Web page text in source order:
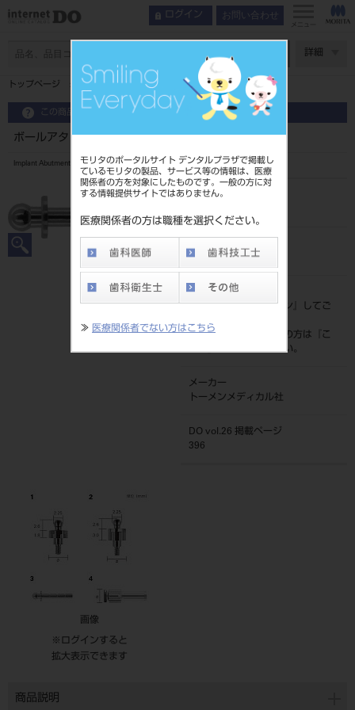
モリタのポータルサイト デンタルプラザで掲載し
ているモリタの製品、サービス等の情報は、医療
関係者の方を対象にしたものです。一般の方に対
する情報提供サイトではありません。
医療関係者の方は職種を選択ください。
≫ 医療関係者でない方はこちら
ログイン お問い合わせ
メニュー
詳細
トップページ ボールアタッチメント用アナログ
この商品に関するお問い合わせ
ボールアタッチメント用アナログ
Implant Abutment
品目コード
7640156475609
標準価格
価格の確認は『ログイン
』してご
ネット会員登録がまだの方は『
こ
ちら』より登録ください。
メーカー
トーメンメディカル社
DO vol.26 掲載ページ
396
画像
※ログインすると
拡大表示できます
商品説明